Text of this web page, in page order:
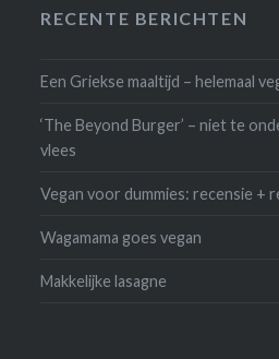
RECENTE BERICHTEN
Een Griekse maaltijd – helemaal
‘The Beyond Burger’ – niet te
vlees
Vegan voor dummies: recensie +
Wagamama goes vegan
Makkelijke lasagne